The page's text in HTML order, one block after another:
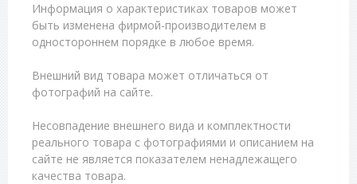
Информация о характеристиках товаров может
быть изменена фирмой-производителем в
одностороннем порядке в любое время.
Внешний вид товара может отличаться от
фотографий на сайте.
Несовпадение внешнего вида и комплектности
реального товара с фотографиями и описанием на
сайте не является показателем ненадлежащего
качества товара.